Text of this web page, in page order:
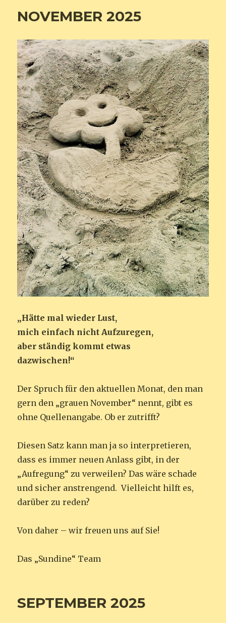
NOVEMBER 2025
„Hätte mal wieder Lust,
mich einfach nicht Aufzuregen,
aber ständig kommt etwas
dazwischen!“
Der Spruch für den aktuellen Monat, den man
gern den „grauen November“ nennt, gibt es
ohne Quellenangabe. Ob er zutrifft?
Diesen Satz kann man ja so interpretieren,
dass es immer neuen Anlass gibt, in der
„Aufregung“ zu verweilen? Das wäre schade
und sicher anstrengend. Vielleicht hilft es,
darüber zu reden?
Von daher – wir freuen uns auf Sie!
Das „Sundine“ Team
SEPTEMBER 2025